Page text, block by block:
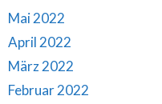
Mai 2022
April 2022
März 2022
Februar 2022